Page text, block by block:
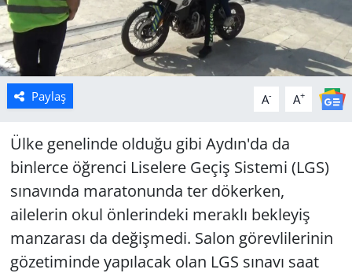
Paylaş A- A+
Ülke genelinde olduğu gibi Aydın'da da
binlerce öğrenci Liselere Geçiş Sistemi (LGS)
sınavında maratonunda ter dökerken,
ailelerin okul önlerindeki meraklı bekleyiş
manzarası da değişmedi. Salon görevlilerinin
gözetiminde yapılacak olan LGS sınavı saat